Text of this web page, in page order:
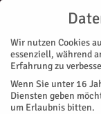
Start
Wir nutzen Cookies
essenziell, während
Erfahrung zu
Wenn Sie unter 16
Diensten geben
um Erlaubnis bitten.